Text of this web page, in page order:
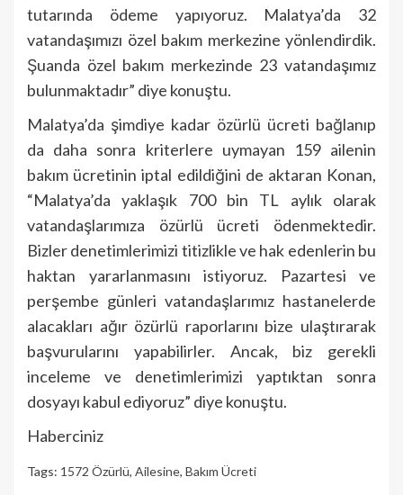
tutarında ödeme yapıyoruz. Malatya’da 32
vatandaşımızı özel bakım merkezine yönlendirdik.
Şuanda özel bakım merkezinde 23 vatandaşımız
bulunmaktadır” diye konuştu.
Malatya’da şimdiye kadar özürlü ücreti bağlanıp
da daha sonra kriterlere uymayan 159 ailenin
bakım ücretinin iptal edildiğini de aktaran Konan,
“Malatya’da yaklaşık 700 bin TL aylık olarak
vatandaşlarımıza özürlü ücreti ödenmektedir.
Bizler denetimlerimizi titizlikle ve hak edenlerin bu
haktan yararlanmasını istiyoruz. Pazartesi ve
perşembe günleri vatandaşlarımız hastanelerde
alacakları ağır özürlü raporlarını bize ulaştırarak
başvurularını yapabilirler. Ancak, biz gerekli
inceleme ve denetimlerimizi yaptıktan sonra
dosyayı kabul ediyoruz” diye konuştu.
Haberciniz
Tags: 1572 Özürlü, Ailesine, Bakım Ücreti